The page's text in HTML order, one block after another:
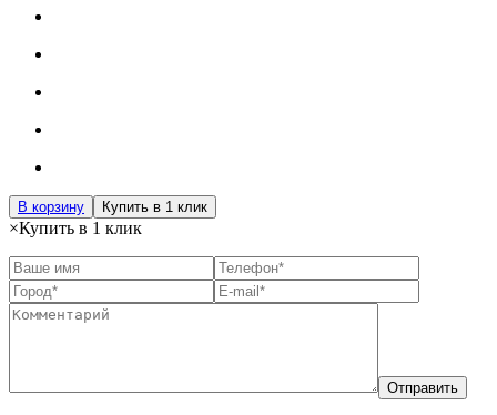
В корзину Купить в 1 клик
×Купить в 1 клик